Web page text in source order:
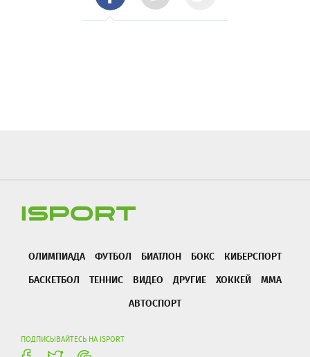
ОЛИМПИАДА ФУТБОЛ БИАТЛОН БОКС
КИБЕРСПОРТ
БАСКЕТБОЛ
ТЕННИС ВИДЕО ДРУГИЕ ХОККЕЙ
ММА
АВТОСПОРТ
ПОДПИСЫВАЙТЕСЬ НА ISPORT